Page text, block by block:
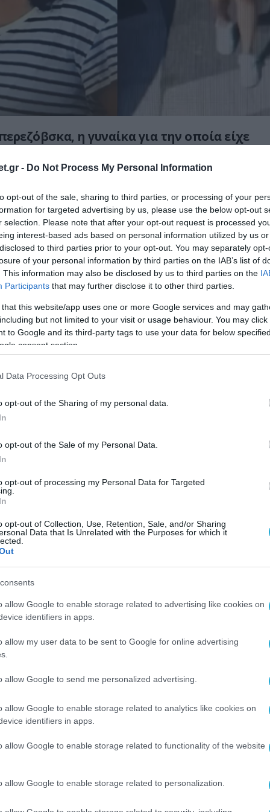
- Do Not Process My Personal Information
opt-out of the sale, sharing to third parties, or processing of your
for targeted advertising by us, please use the below opt-out
selection. Please note that after your opt-out request is processed
interest-based ads based on personal information utilized by us
to third parties prior to your opt-out. You may separately
of your personal information by third parties on the IAB’s list of
This information may also be disclosed by us to third parties on the
Participants that may further disclose it to other third parties.
that this website/app uses one or more Google services and may
but not limited to your visit or usage behaviour. You may
to Google and its third-party tags to use your data for below
consent section.
Data Processing Opt Outs
opt-out of the Sharing of my personal data.
opt-out of the Sale of my Personal Data.
opt-out of processing my Personal Data for Targeted
opt-out of Collection, Use, Retention, Sale, and/or Sharing
Data that Is Unrelated with the Purposes for which it
allow Google to enable storage related to advertising like cookies on
identifiers in apps.
allow my user data to be sent to Google for online advertising
allow Google to send me personalized advertising.
allow Google to enable storage related to analytics like cookies on
identifiers in apps.
allow Google to enable storage related to functionality of the website
allow Google to enable storage related to personalization.
η γυναίκα για την οποία είχε
επίθεση κατά του Ουκρανού ολιγάρχη
κεφάλι ενώ όλες οι ενδείξεις δείχνουν
βασανιστήρια πριν εκτελεστεί.
συνέλαβαν δύο άνδρες ως υπεύθυνους
έναν πρώην αστυνομικό και έναν
μυστικών υπηρεσιών, δηλαδή
εμπλέκει την GUR και άρα το ίδιο
σε επίθεση σε ευρωπαϊκή χώρα και
είναι ζήτημα.
έρευνας στην κατοικία του πρώην
ανακάλυψαν ένα υπόγειο που
βασανιστηρίων.
αίματα, τσεκούρια, σφυριά, όπλα και
Το βίντεο που δημοσιοποιήθηκε
κρησφύγετο με κηλίδες αίματος
πάτωμα
investigators uncovered a blood-stained
a torture chamber in the home of a
officer arrested over the killing of Monaco
suspect Anastasiia Berezovska.
footage showing axes, hammers,
bottles…pic.twitter.com/GnRAOSWOWI
(@europa)July 7, 2026
διαφύγει από το Μονακό μετά την
ταξιδεύοντας μέσω Ιταλίας και
κατηγορίες για απόπειρα δολοφονίας,
μηχανισμού σε δημόσιο χώρο